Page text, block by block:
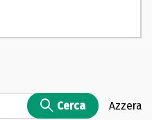
Cerca Azzera